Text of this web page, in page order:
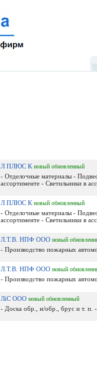
Л ПЛЮС К новый обновленный
- Отделочные материалы -
ассортименте - Светильники в
Л ПЛЮС К новый обновленный
- Отделочные материалы -
ассортименте - Светильники в
Л.Т.В. НПФ ООО новый
- Производство пожарных
Л.Т.В. НПФ ООО новый
- Производство пожарных
ЛiС ООО новый обновленный
- Доска обр., н/обр., брус и т. п. -